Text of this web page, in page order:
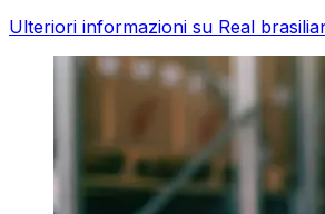
Ulteriori informazioni su Real